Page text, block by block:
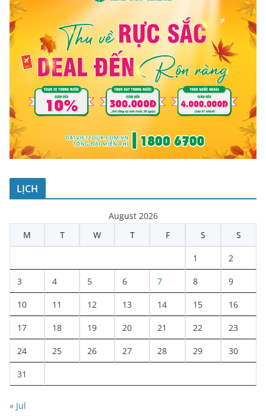
LỊCH
August 2026
M
T W T F S S
1 2
3 4 5 6 7 8 9
10 11 12 13 14 15 16
17 18 19 20 21 22 23
24 25 26 27 28 29 30
31
« Jul